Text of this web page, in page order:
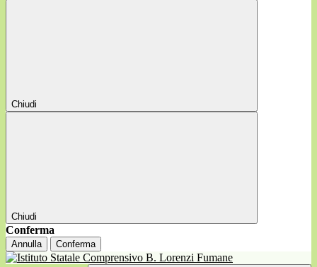
Chiudi
Chiudi
Conferma
Annulla Conferma